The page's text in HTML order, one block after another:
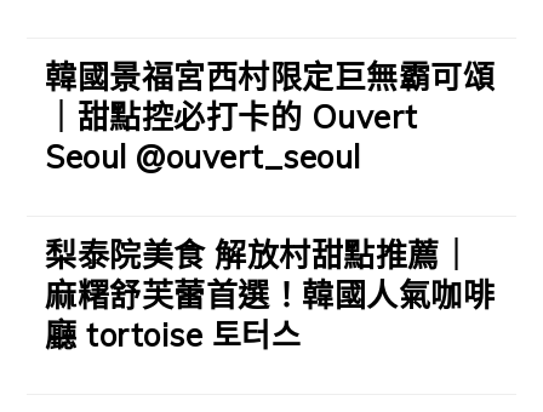
韓國景福宮西村限定巨無霸可頌
｜甜點控必打卡的 Ouvert
Seoul @ouvert_seoul
梨泰院美食 解放村甜點推薦｜
麻糬舒芙蕾首選！韓國人氣咖啡
廳 tortoise 토터스